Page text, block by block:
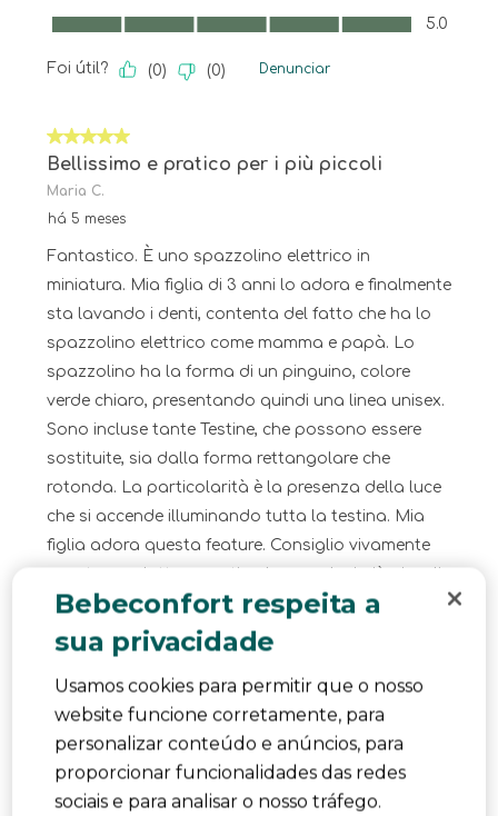
Bebeconfort respeita a
sua privacidade
Usamos cookies para permitir que o nosso
website funcione corretamente, para
personalizar conteúdo e anúncios, para
proporcionar funcionalidades das redes
sociais e para analisar o nosso tráfego.
Comfort, 5.0 em 5
5.0
Foi útil? (0) (0) Denunciar
5 em 5 estrelas.
Bellissimo e pratico per i più piccoli
Maria C.
há 5 meses
Fantastico. È uno spazzolino elettrico in
miniatura. Mia figlia di 3 anni lo adora e finalmente
sta lavando i denti, contenta del fatto che ha lo
spazzolino elettrico come mamma e papà. Lo
spazzolino ha la forma di un pinguino, colore
verde chiaro, presentando quindi una linea unisex.
Sono incluse tante Testine, che possono essere
sostituite, sia dalla forma rettangolare che
rotonda. La particolarità è la presenza della luce
che si accende illuminando tutta la testina. Mia
figlia adora questa feature. Consiglio vivamente
all'igiene quotidiana. Inoltre ha un prezzo
accessibilissimo. Approvato a pieno.
Product Likes
Design, Comfort per il bambino,
Qualità, Rapporto qualità-prezzo, Caratteristiche
di sicurezza
Sim, Recomendo este produto.